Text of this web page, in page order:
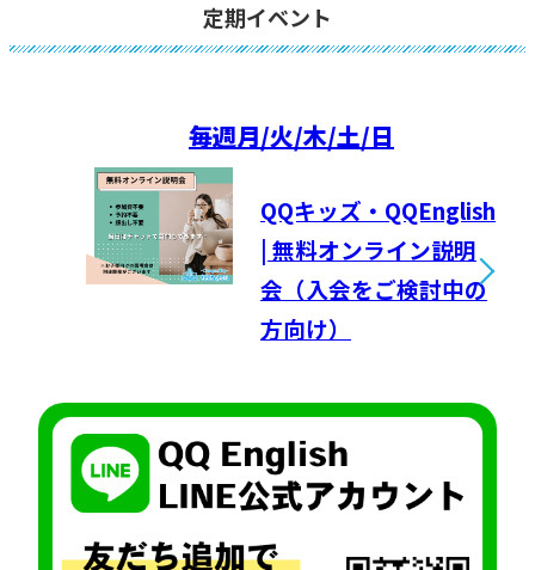
定期イベント
毎週月/火/木/土/日
QQキッズ・QQEnglish
| 無料オンライン説明
会（入会をご検討中の
方向け）